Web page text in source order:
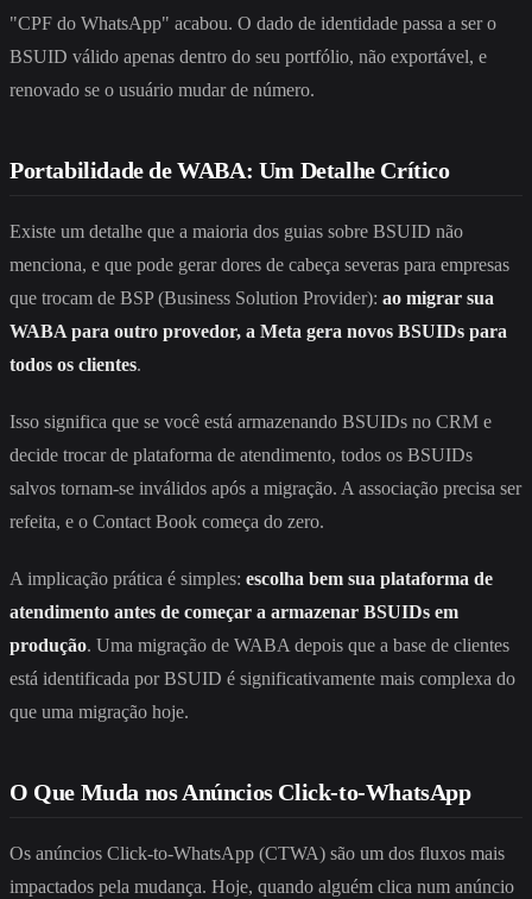
"CPF do WhatsApp" acabou. O dado de identidade passa a ser o
BSUID válido apenas dentro do seu portfólio, não exportável, e
renovado se o usuário mudar de número.
Portabilidade de WABA: Um Detalhe Crítico
Existe um detalhe que a maioria dos guias sobre BSUID não
menciona, e que pode gerar dores de cabeça severas para empresas
que trocam de BSP (Business Solution Provider): ao migrar sua
WABA para outro provedor, a Meta gera novos BSUIDs para
todos os clientes.
Isso significa que se você está armazenando BSUIDs no CRM e
decide trocar de plataforma de atendimento, todos os BSUIDs
salvos tornam-se inválidos após a migração. A associação precisa ser
refeita, e o Contact Book começa do zero.
A implicação prática é simples: escolha bem sua plataforma de
atendimento antes de começar a armazenar BSUIDs em
produção. Uma migração de WABA depois que a base de clientes
está identificada por BSUID é significativamente mais complexa do
que uma migração hoje.
O Que Muda nos Anúncios Click-to-WhatsApp
Os anúncios Click-to-WhatsApp (CTWA) são um dos fluxos mais
impactados pela mudança. Hoje, quando alguém clica num anúncio